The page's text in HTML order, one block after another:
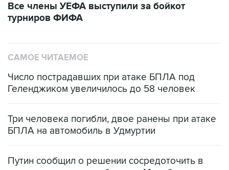
Все члены УЕФА выступили за бойкот
турниров ФИФА
САМОЕ ЧИТАЕМОЕ
Число пострадавших при атаке БПЛА под
Геленджиком увеличилось до 58 человек
Три человека погибли, двое ранены при атаке
БПЛА на автомобиль в Удмуртии
Путин сообщил о решении сосредоточить в